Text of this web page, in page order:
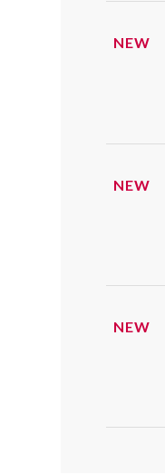
NEW
NEW
NEW